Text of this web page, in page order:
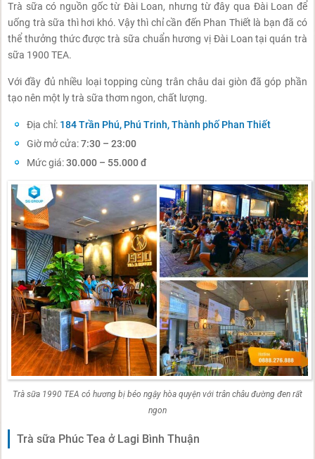
Trà sữa có nguồn gốc từ Đài Loan, nhưng từ đây qua Đài Loan để
uống trà sữa thì hơi khó. Vậy thì chỉ cần đến Phan Thiết là bạn đã có
thể thưởng thức được trà sữa chuẩn hương vị Đài Loan tại quán trà
sữa 1900 TEA.
Với đầy đủ nhiều loại topping cùng trân châu dai giòn đã góp phần
tạo nên một ly trà sữa thơm ngon, chất lượng.
Địa chỉ: 184 Trần Phú, Phú Trinh, Thành phố Phan Thiết
Giờ mở cửa:7:30 – 23:00
Mức giá:30.000 – 55.000 đ
Trà sữa 1990 TEA có hương bị béo ngậy hòa quyện với trân châu đường đen rất
ngon
Trà sữa Phúc Tea ở Lagi Bình Thuận